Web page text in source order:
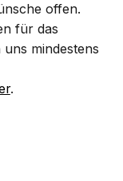
offen.
für das
mindestens
.